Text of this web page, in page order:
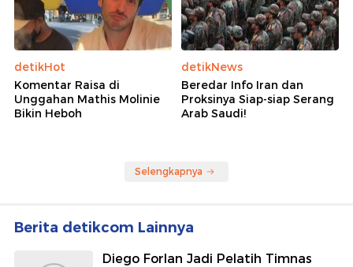
detikHot
Komentar Raisa di
Unggahan Mathis Molinie
Bikin Heboh
detikNews
Beredar Info Iran dan
Proksinya Siap-siap Serang
Arab Saudi!
Selengkapnya
Berita detikcom Lainnya
Diego Forlan Jadi Pelatih Timnas